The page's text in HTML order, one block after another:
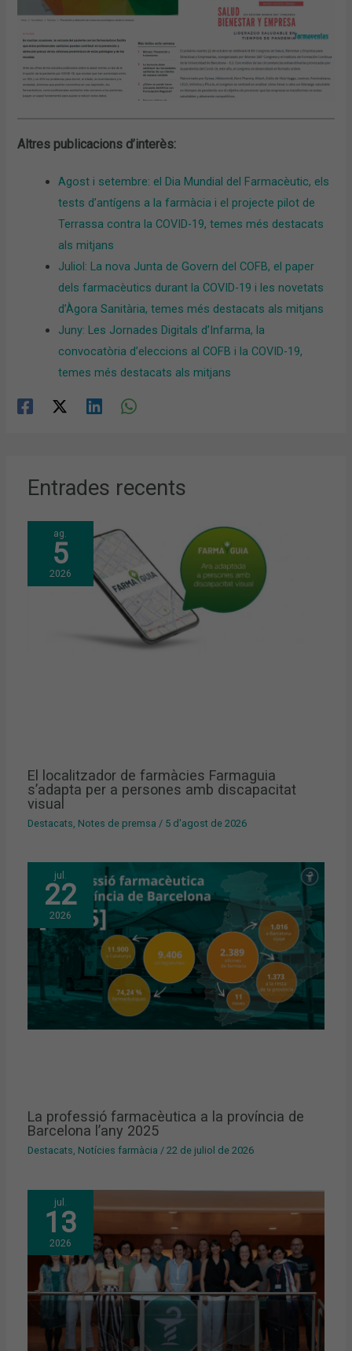
Altres publicacions d’interès:
Agost i setembre: el Dia Mundial del Farmacèutic, els
tests d’antígens a la farmàcia i el projecte pilot de
Terrassa contra la COVID-19, temes més destacats
als mitjans
Juliol: La nova Junta de Govern del COFB, el paper
dels farmacèutics durant la COVID-19 i les novetats
d’Àgora Sanitària, temes més destacats als mitjans
Juny: Les Jornades Digitals d’Infarma, la
convocatòria d’eleccions al COFB i la COVID-19,
temes més destacats als mitjans
Entrades recents
ag.
5
2026
El localitzador de farmàcies Farmaguia
s’adapta per a persones amb discapacitat
visual
Destacats Notes de premsa / 5 d'agost de 2026
jul.
22
2026
La professió farmacèutica a la província de
Barcelona l’any 2025
Destacats, Notícies farmàcia /22 de juliol de 2026
jul.
13
2026